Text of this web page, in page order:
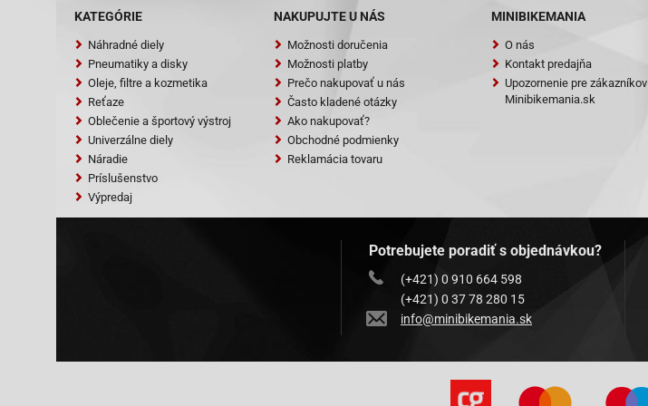
Baotian-BT49QT-6B1
Baotian-BT49QT-7 Smart Rider
Baotian-BT49QT-9 Sprint
Baotian-BT49QT-9F1 Eagle
Baotian-BT49QT-9F3 Eagle
Baotian-BT49QT-9R1
Baotian-BT49QT-9R3
Baotian-BT49QT-9S1
Benzhou-Formula 2000 (YY50QT-6A)
Benzhou-Retro Star (YY50QT-15)
Benzhou-YY50QT-14
Benzhou-YY50QT-26
Buffalo-Wind 50
KATEGÓRIE
Náhradné diely
Pneumatiky a disky
Oleje, filtre a kozmetika
Reťaze
Oblečenie a športový výstroj
Univerzálne diely
Náradie
Príslušenstvo
Výpredaj
NAKUPUJTE U NÁS
Možnosti doručenia
Možnosti platby
Prečo nakupovať u nás
Často kladené otázky
Ako nakupovať?
Obchodné podmienky
Reklamácia tovaru
MINIBIKEMANIA
O nás
Kontakt predajňa
Upozornenie pre zákazníkov
Minibikemania.sk
Potrebujete poradiť s objednávkou?
(+421) 0 910 664 598
(+421) 0 37 78 280 15
info@minibikemania.sk